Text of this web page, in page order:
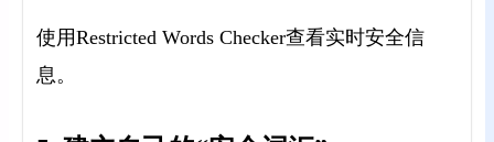
使用Restricted Words Checker查看实时安全信
息。